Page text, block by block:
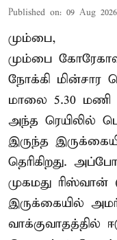
Published on: 09 Aug
மும்பை,
மும்பை
நோக்கி மின்சார
மாலை 5.30 மணி
அந்த ரெயிலில்
இருந்த
தெரிகிறது.
முகமது
இருக்கையில்
வாக்குவாதத்தில்